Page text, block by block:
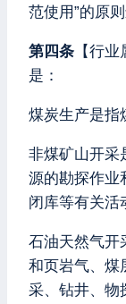
范使用”的原则
第四条 【行
是：
煤炭生产是指
非煤矿山开采
源的勘探作业
闭库等有关活
石油天然气开
和页岩气、煤
采、钻井、物